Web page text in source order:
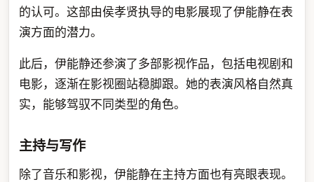
的认可。这部由侯孝贤执导的电影展现了伊能静在表
演方面的潜力。
此后，伊能静还参演了多部影视作品，包括电视剧和
电影，逐渐在影视圈站稳脚跟。她的表演风格自然真
实，能够驾驭不同类型的角色。
主持与写作
除了音乐和影视，伊能静在主持方面也有亮眼表现。